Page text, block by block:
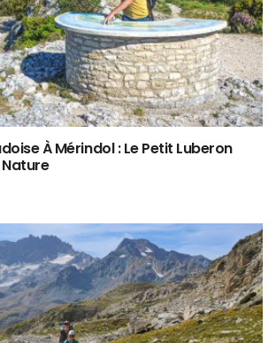
À Mérindol : Le Petit Luberon
Nature